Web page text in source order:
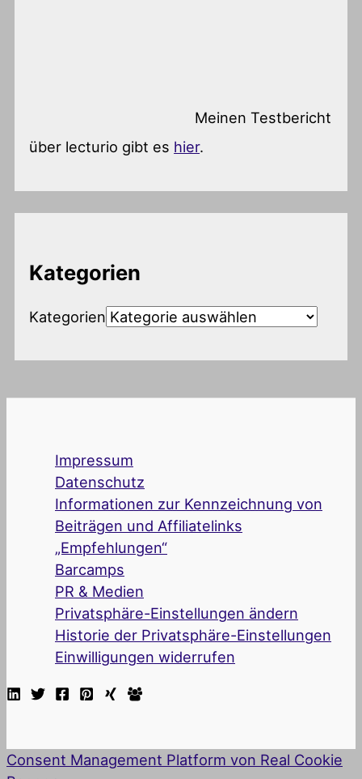
Meinen Testbericht
über lecturio gibt es hier.
Kategorien
Kategorien
Impressum
Datenschutz
Informationen zur Kennzeichnung von
Beiträgen und Affiliatelinks
„Empfehlungen“
Barcamps
PR & Medien
Privatsphäre-Einstellungen ändern
Historie der Privatsphäre-Einstellungen
Einwilligungen widerrufen
Consent Management Platform von Real Cookie